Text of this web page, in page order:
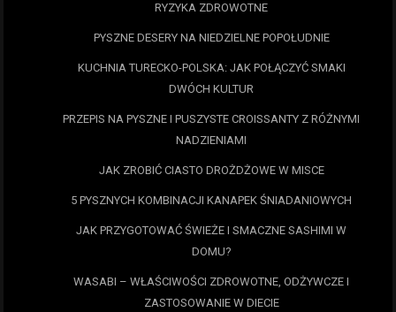
RYZYKA ZDROWOTNE
PYSZNE DESERY NA NIEDZIELNE POPOŁUDNIE
KUCHNIA TURECKO-POLSKA: JAK POŁĄCZYĆ SMAKI
DWÓCH KULTUR
PRZEPIS NA PYSZNE I PUSZYSTE CROISSANTY Z RÓŻNYMI
NADZIENIAMI
JAK ZROBIĆ CIASTO DROŻDŻOWE W MISCE
5 PYSZNYCH KOMBINACJI KANAPEK ŚNIADANIOWYCH
JAK PRZYGOTOWAĆ ŚWIEŻE I SMACZNE SASHIMI W
DOMU?
WASABI – WŁAŚCIWOŚCI ZDROWOTNE, ODŻYWCZE I
ZASTOSOWANIE W DIECIE